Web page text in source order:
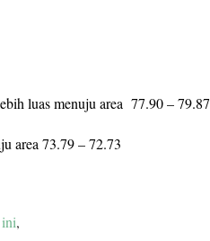
luas menuju area 77.90 – 79.87
area 73.79 – 72.73
,